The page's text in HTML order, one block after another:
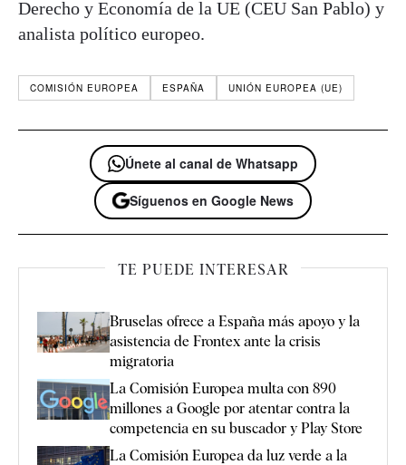
Derecho y Economía de la UE (CEU San Pablo) y
analista político europeo.
COMISIÓN EUROPEA ESPAÑA UNIÓN EUROPEA (UE)
Únete al canal de Whatsapp
Síguenos en Google News
TE PUEDE INTERESAR
Bruselas ofrece a España más apoyo y la
asistencia de Frontex ante la crisis
migratoria
La Comisión Europea multa con 890
millones a Google por atentar contra la
competencia en su buscador y Play Store
La Comisión Europea da luz verde a la